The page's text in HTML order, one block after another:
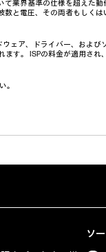
て業界基準の仕様を超えた動
と電圧、その両者もしくは
ェア、ドライバー、および
ます。 ISPの料金が適用され
。
ソ